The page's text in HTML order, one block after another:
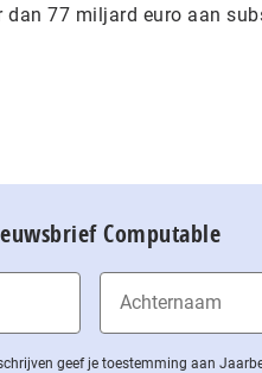
dan 77 miljard euro aan
Computable
geef je toestemming aan